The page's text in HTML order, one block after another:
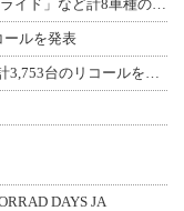
ールを発表
DAYS JA